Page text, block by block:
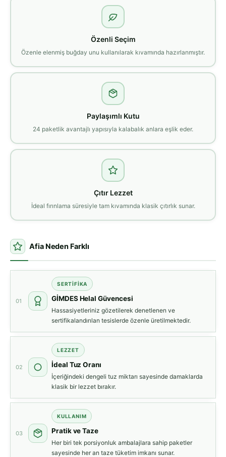
Özenli Seçim
Özenle elenmiş buğday unu kullanılarak kıvamında hazırlanmıştır.
Paylaşımlı Kutu
24 paketlik avantajlı yapısıyla kalabalık anlara eşlik eder.
Çıtır Lezzet
İdeal fırınlama süresiyle tam kıvamında klasik çıtırlık sunar.
Afia Neden Farklı
01
SERTIFIKA
GİMDES Helal Güvencesi
Hassasiyetleriniz gözetilerek denetlenen ve
sertifikalandırılan tesislerde özenle üretilmektedir.
02
LEZZET
İdeal Tuz Oranı
İçeriğindeki dengeli tuz miktarı sayesinde damaklarda
klasik bir lezzet bırakır.
03
KULLANIM
Pratik ve Taze
Her biri tek porsiyonluk ambalajlara sahip paketler
sayesinde her an taze tüketim imkanı sunar.